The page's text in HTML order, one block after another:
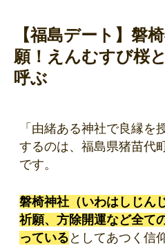
【福島デート】磐
願！えんむすび桜
呼ぶ
「由緒ある神社で良縁を
するのは、福島県猪苗代
です。
磐椅神社（いわはしじん
祈願、方除開運など全て
っている としてあつく信